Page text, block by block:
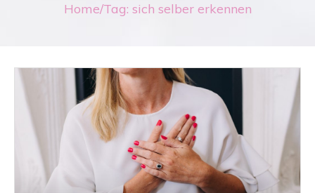
Home/Tag: sich selber erkennen